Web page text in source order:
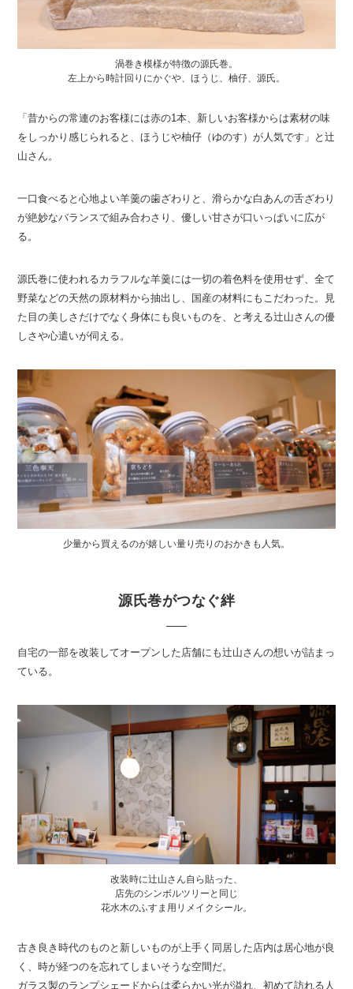
渦巻き模様が特徴の源氏巻。
左上から時計回りにかぐや、ほうじ、柚仔、源氏。
「昔からの常連のお客様には赤の1本、新しいお客様からは素材の味
をしっかり感じられると、ほうじや柚仔（ゆのす）が人気です」と辻
山さん。
一口食べると心地よい羊羹の歯ざわりと、滑らかな白あんの舌ざわり
が絶妙なバランスで組み合わさり、優しい甘さが口いっぱいに広が
る。
源氏巻に使われるカラフルな羊羹には一切の着色料を使用せず、全て
野菜などの天然の原材料から抽出し、国産の材料にもこだわった。見
た目の美しさだけでなく身体にも良いものを、と考える辻山さんの優
しさや心遣いが伺える。
少量から買えるのが嬉しい量り売りのおかきも人気。
源氏巻がつなぐ絆
自宅の一部を改装してオープンした店舗にも辻山さんの想いが詰まっ
ている。
改装時に辻山さん自ら貼った、
店先のシンボルツリーと同じ
花水木のふすま用リメイクシール。
古き良き時代のものと新しいものが上手く同居した店内は居心地が良
く、時が経つのを忘れてしまいそうな空間だ。
ガラス製のランプシェードからは柔らかい光が溢れ、初めて訪れる人